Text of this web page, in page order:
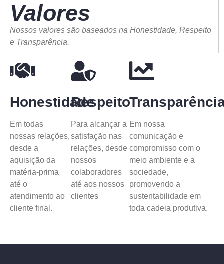
Valores
Nossos valores são baseados na Honestidade, Respeito
e Transparência.
Honestidade
Em todas
nossas relações,
desde a
aquisição da
matéria-prima
até o
atendimento ao
cliente final.
Respeito
Para alcançar a
satisfação nas
relações, desde
nossos
colaboradores
até aos nossos
clientes
Em nossa
comunicação e
compromisso com o
meio ambiente e a
sociedade,
promovendo a
sustentabilidade em
toda cadeia produtiva.